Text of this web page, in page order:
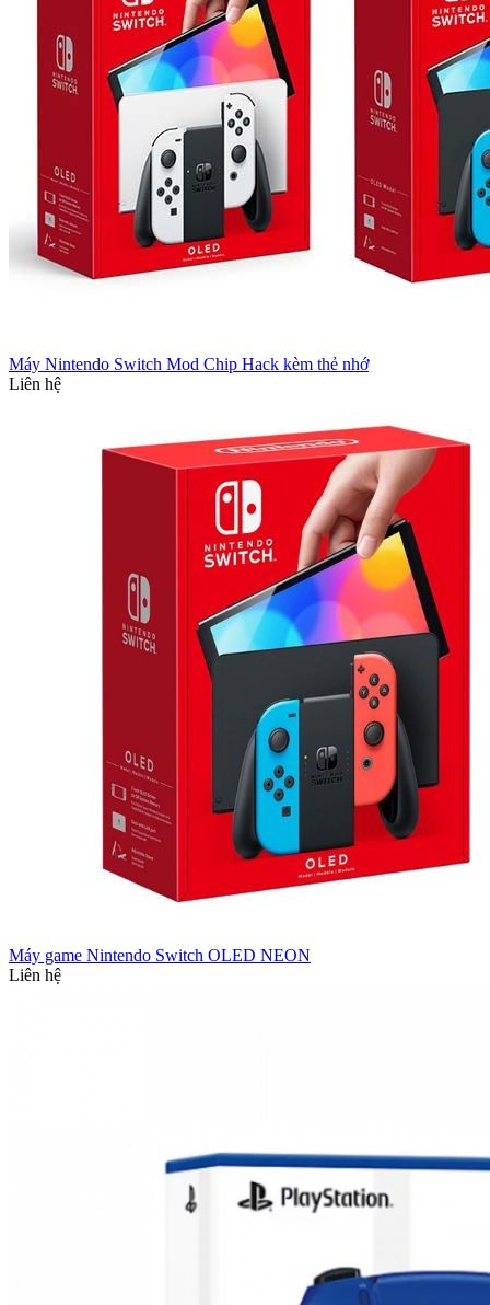
Máy Nintendo Switch Mod Chip Hack kèm thẻ nhớ
Liên hệ
Máy game Nintendo Switch OLED NEON
Liên hệ